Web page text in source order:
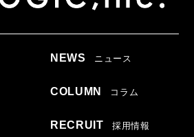
NEWS ニュース
COLUMN コラム
RECRUIT 採用情報